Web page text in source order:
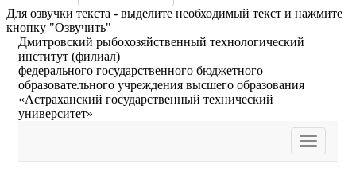
Для озвучки текста - выделите необходимый текст и нажмите
кнопку "Озвучить"
Дмитровский рыбохозяйственный технологический
институт (филиал)
федерального государственного бюджетного
образовательного учреждения высшего образования
«Астраханский государственный технический
университет»
Toggle